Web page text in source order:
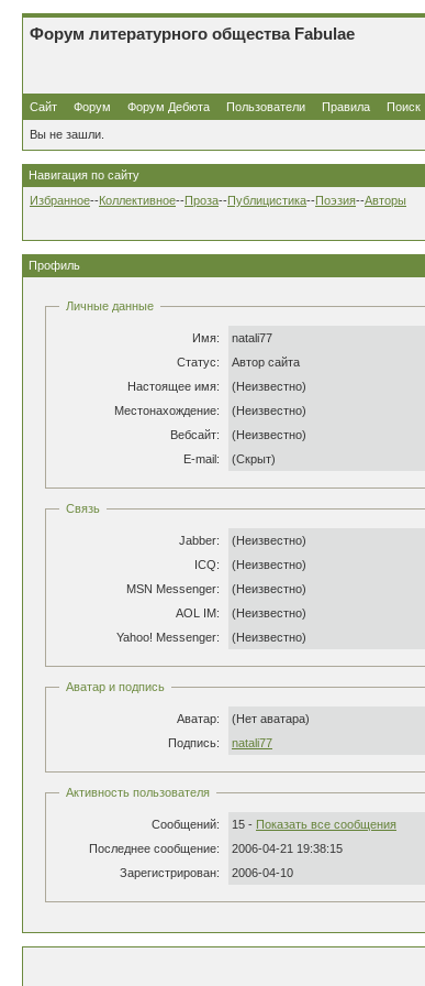
Форум литературного общества Fabulae
Сайт Форум Форум Дебюта Пользователи Правила Поиск
Вы не зашли.
Навигация по сайту
Избранное--Коллективное--Проза--Публицистика--Поэзия--Авторы
Профиль
Личные данные
Имя:
natali77
Статус:
Автор сайта
Настоящее имя:
(Неизвестно)
Местонахождение:
(Неизвестно)
Вебсайт:
(Неизвестно)
E-mail:
(Скрыт)
Связь
Jabber:
(Неизвестно)
ICQ:
(Неизвестно)
MSN Messenger:
(Неизвестно)
AOL IM:
(Неизвестно)
Yahoo! Messenger:
(Неизвестно)
Аватар и подпись
Аватар:
(Нет аватара)
Подпись:
natali77
Активность пользователя
Сообщений: 15 - Показать все сообщения
Последнее сообщение:
2006-04-21 19:38:15
Зарегистрирован:
2006-04-10